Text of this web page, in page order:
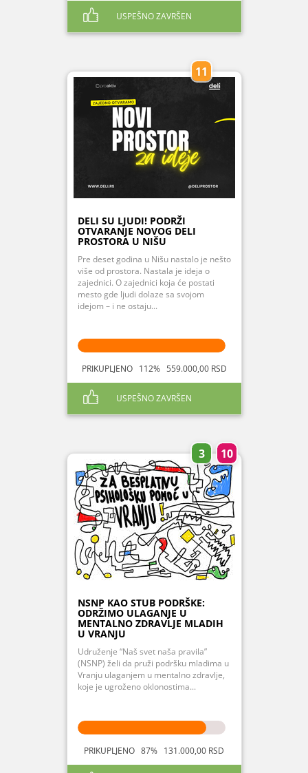
USPEŠNO ZAVRŠEN
11
DELI SU LJUDI! PODRŽI
OTVARANJE NOVOG DELI
PROSTORA U NIŠU
Pre deset godina u Nišu nastalo je nešto
više od prostora. Nastala je ideja o
zajednici. O zajednici koja će postati
mesto gde ljudi dolaze sa svojom
idejom – i ne ostaju...
PRIKUPLJENO 112% 559.000,00 RSD
USPEŠNO ZAVRŠEN
3 10
NSNP KAO STUB PODRŠKE:
ODRŽIMO ULAGANJE U
MENTALNO ZDRAVLJE MLADIH
U VRANJU
Udruženje “Naš svet naša pravila”
(NSNP) želi da pruži podršku mladima u
Vranju ulaganjem u mentalno zdravlje,
koje je ugroženo oklonostima...
PRIKUPLJENO 87% 131.000,00 RSD